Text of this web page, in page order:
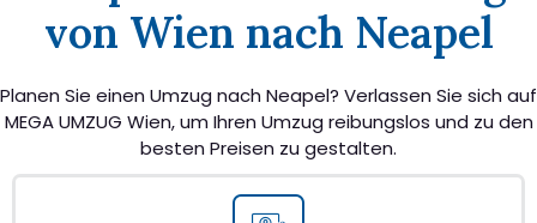
von Wien nach Neapel
Planen Sie einen Umzug nach Neapel? Verlassen Sie sich auf
MEGA UMZUG Wien, um Ihren Umzug reibungslos und zu den
besten Preisen zu gestalten.